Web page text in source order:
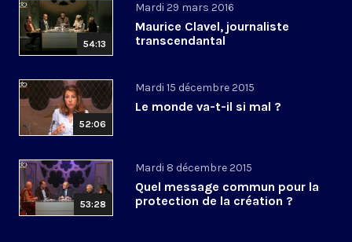
54:13
Mardi 29 mars 2016
Maurice Clavel, journaliste
transcendantal
52:06
Mardi 15 décembre 2015
Le monde va-t-il si mal ?
53:28
Mardi 8 décembre 2015
Quel message commun pour la
protection de la création ?